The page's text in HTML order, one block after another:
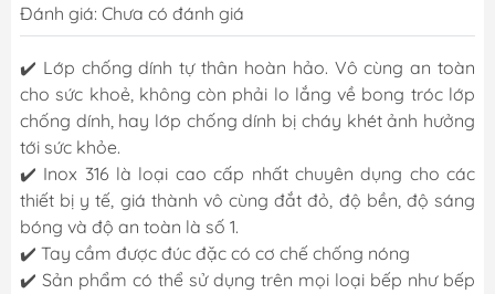
Đánh giá: Chưa có đánh giá
✔️ Lớp chống dính tự thân hoàn hảo. Vô cùng an toàn
cho sức khoẻ, không còn phải lo lắng về bong tróc lớp
chống dính, hay lớp chống dính bị cháy khét ảnh hưởng
tới sức khỏe.
✔️ Inox 316 là loại cao cấp nhất chuyên dụng cho các
thiết bị y tế, giá thành vô cùng đắt đỏ, độ bền, độ sáng
bóng và độ an toàn là số 1.
✔️ Tay cầm được đúc đặc có cơ chế chống nóng
✔️ Sản phẩm có thể sử dụng trên mọi loại bếp như bếp